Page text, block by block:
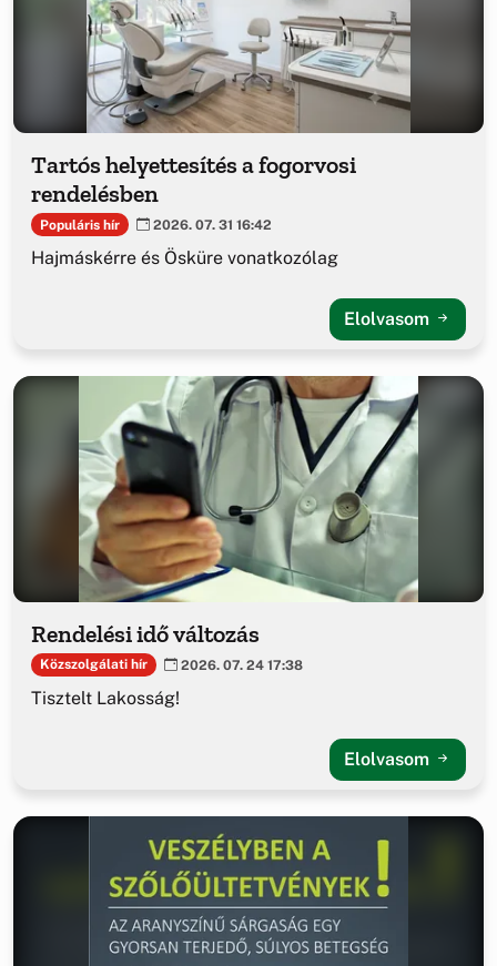
Tartós helyettesítés a fogorvosi
rendelésben
Populáris hír 2026. 07. 31 16:42
Hajmáskérre és Ösküre vonatkozólag
Elolvasom
Rendelési idő változás
Közszolgálati hír 2026. 07. 24 17:38
Tisztelt Lakosság!
Elolvasom